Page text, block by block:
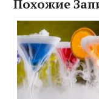
Похожие